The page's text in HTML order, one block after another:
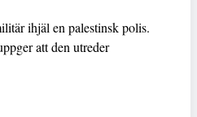
ihjäl en palestinsk polis.
att den utreder